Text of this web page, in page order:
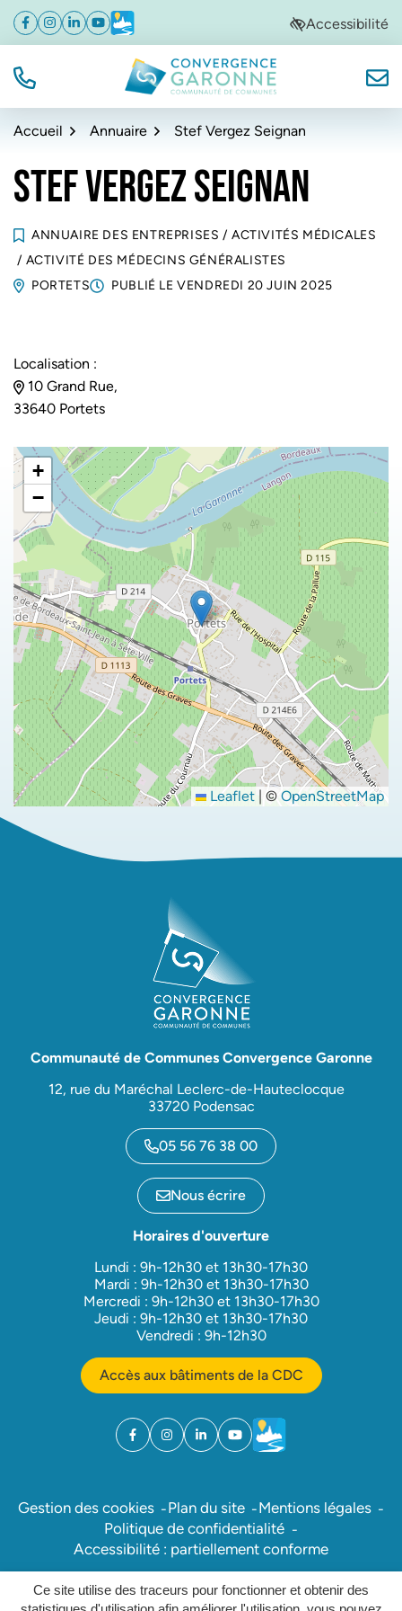
Ce site utilise des traceurs pour fonctionner et obtenir des
Aller
navigation
Aller
au
Aller
au
de
Facebook
(ouverture dans un nouvel onglet)
Instagram
(ouverture dans un nouvel onglet)
Linkedin
(ouverture dans un nouvel onglet)
YouTube
(ouverture dans un nouvel onglet)
Météo
(ouverture dans un nouvel onglet)Accessibilité
TÉL. Convergence Garonne
Accueil Annuaire Stef Vergez Seignan
STEF VERGEZ SEIGNAN
ANNUAIRE DES ENTREPRISES / ACTIVITÉS MÉDICALES
/ ACTIVITÉ DES MÉDECINS GÉNÉRALISTES
PORTETS
PUBLIÉ LEVENDREDI 20 JUIN 2025
Localisation :
10 Grand Rue,
33640 Portets
+
−
Leaflet | © OpenStreetMap
Communauté de Communes Convergence Garonne
12, rue du Maréchal Leclerc-de-Hauteclocque
33720 Podensac
05 56 76 38 00
Nous écrire
Horaires d'ouverture
Lundi : 9h-12h30 et 13h30-17h30
Mardi : 9h-12h30 et 13h30-17h30
Mercredi : 9h-12h30 et 13h30-17h30
Jeudi : 9h-12h30 et 13h30-17h30
Vendredi : 9h-12h30
Accès aux bâtiments de la CDC
Facebook
(ouverture dans un nouvel onglet)
Instagram
(ouverture dans un nouvel onglet)
Linkedin
(ouverture dans un nouvel onglet)
YouTube
(ouverture dans un nouvel
Météo
(ouverture dans un
Gestion des cookies Plan du site
Mentions légales
Politique de confidentialité
Accessibilité : partiellement conforme
Site réalisé parInovagora (ouverture dans un